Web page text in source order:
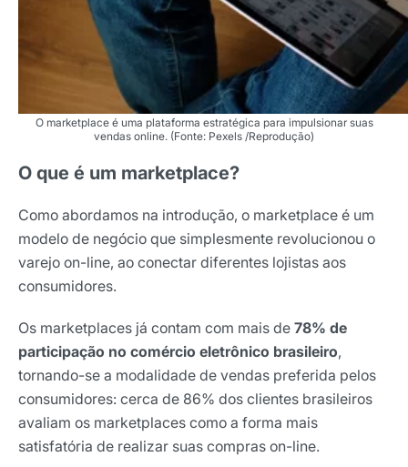
O marketplace é uma plataforma estratégica para impulsionar suas
vendas online. (Fonte: Pexels /Reprodução)
O que é um marketplace?
Como abordamos na introdução, o marketplace é um
modelo de negócio que simplesmente revolucionou o
varejo on-line, ao conectar diferentes lojistas aos
consumidores.
Os marketplaces já contam com mais de 78% de
participação no comércio eletrônico brasileiro,
tornando-se a modalidade de vendas preferida pelos
consumidores: cerca de 86% dos clientes brasileiros
avaliam os marketplaces como a forma mais
satisfatória de realizar suas compras on-line.